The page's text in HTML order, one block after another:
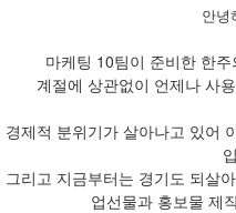
안녕
마케팅 10팀이 준비한 한
계절에 상관없이 언제나 사
경제적 분위기가 살아나고 있어
그리고 지금부터는 경기도 되살
업선물과 홍보물 제